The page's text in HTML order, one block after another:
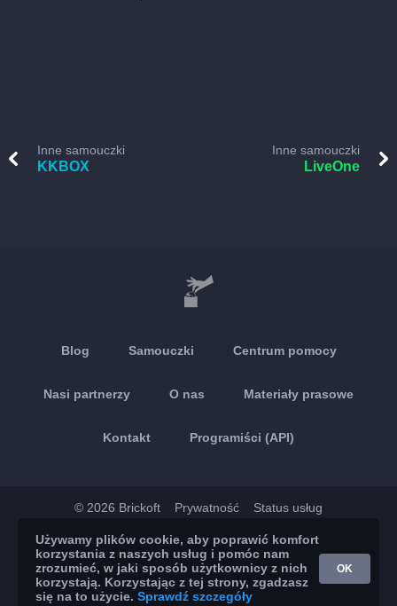
Inne samouczki
KKBOX
Inne samouczki
LiveOne
Blog Samouczki Centrum pomocy
Nasi partnerzy O nas Materiały prasowe
Kontakt Programiści (API)
© 2026 Brickoft Prywatność Status usług
App Store Google Play
Używamy plików cookie, aby poprawić komfort
korzystania z naszych usług i pomóc nam
zrozumieć, w jaki sposób użytkownicy z nich
korzystają. Korzystając z tej strony, zgadzasz
się na to użycie. Sprawdź szczegóły
OK